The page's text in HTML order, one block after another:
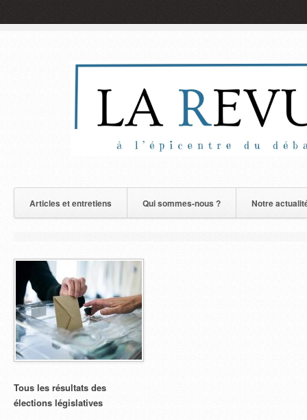
Articles et entretiens Qui sommes-nous ? Notre
Tous les résultats des
élections législatives